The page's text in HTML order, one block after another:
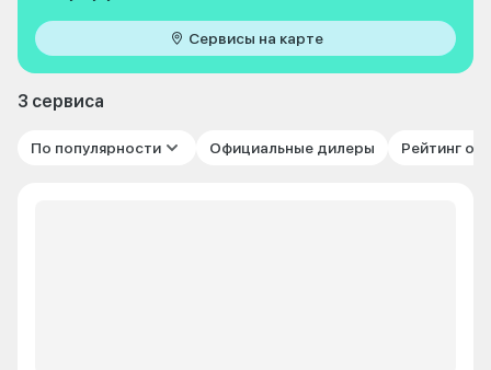
Сервисы на карте
3 сервиса
По популярности Официальные дилеры Рейтинг